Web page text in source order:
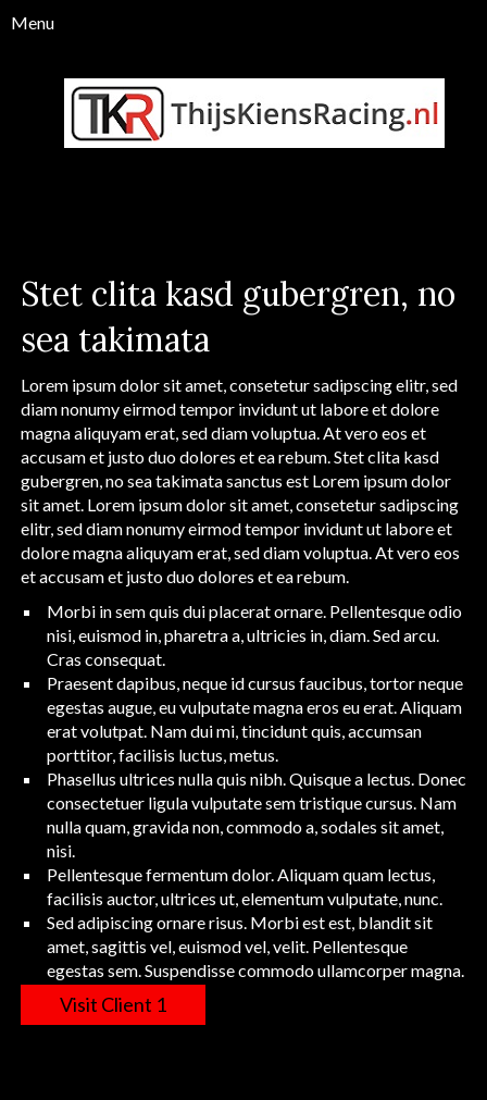
Stet clita kasd gubergren, no
sea takimata
Lorem ipsum dolor sit amet, consetetur sadipscing elitr, sed
diam nonumy eirmod tempor invidunt ut labore et dolore
magna aliquyam erat, sed diam voluptua. At vero eos et
accusam et justo duo dolores et ea rebum. Stet clita kasd
gubergren, no sea takimata sanctus est Lorem ipsum dolor
sit amet. Lorem ipsum dolor sit amet, consetetur sadipscing
elitr, sed diam nonumy eirmod tempor invidunt ut labore et
dolore magna aliquyam erat, sed diam voluptua. At vero eos
et accusam et justo duo dolores et ea rebum.
Morbi in sem quis dui placerat ornare. Pellentesque odio
nisi, euismod in, pharetra a, ultricies in, diam. Sed arcu.
Cras consequat.
Praesent dapibus, neque id cursus faucibus, tortor neque
egestas augue, eu vulputate magna eros eu erat. Aliquam
erat volutpat. Nam dui mi, tincidunt quis, accumsan
porttitor, facilisis luctus, metus.
Phasellus ultrices nulla quis nibh. Quisque a lectus. Donec
consectetuer ligula vulputate sem tristique cursus. Nam
nulla quam, gravida non, commodo a, sodales sit amet,
nisi.
Pellentesque fermentum dolor. Aliquam quam lectus,
facilisis auctor, ultrices ut,elementum vulputate, nunc.
Sed adipiscing ornare risus. Morbi est est, blandit sit
amet, sagittis vel, euismod vel, velit. Pellentesque
egestas sem. Suspendisse commodo ullamcorper magna.
Visit Client 1